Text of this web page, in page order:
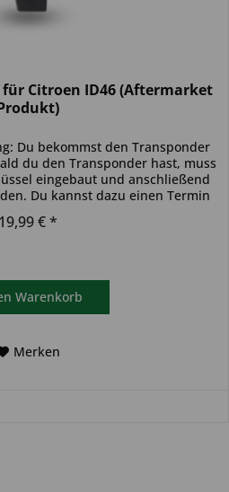
Citroen ID46 (Aftermarket
Du bekommst den Transponder
du den Transponder hast, muss
eingebaut und anschließend
Du kannst dazu einen Termin
19,99 € *
Warenkorb
Merken